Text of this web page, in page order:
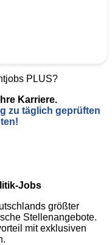
PLUS?
Karriere.
zu täglich geprüften
Jobs
größter
Stellenangebote.
mit exklusiven